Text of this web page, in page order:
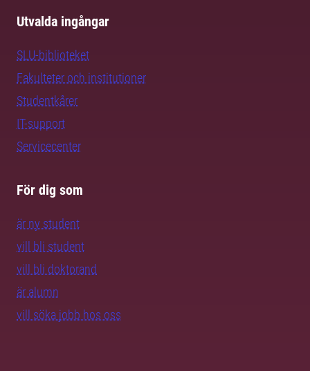
Utvalda ingångar
SLU-biblioteket
Fakulteter och institutioner
Studentkårer
IT-support
Servicecenter
För dig som
är ny student
vill bli student
vill bli doktorand
är alumn
vill söka jobb hos oss